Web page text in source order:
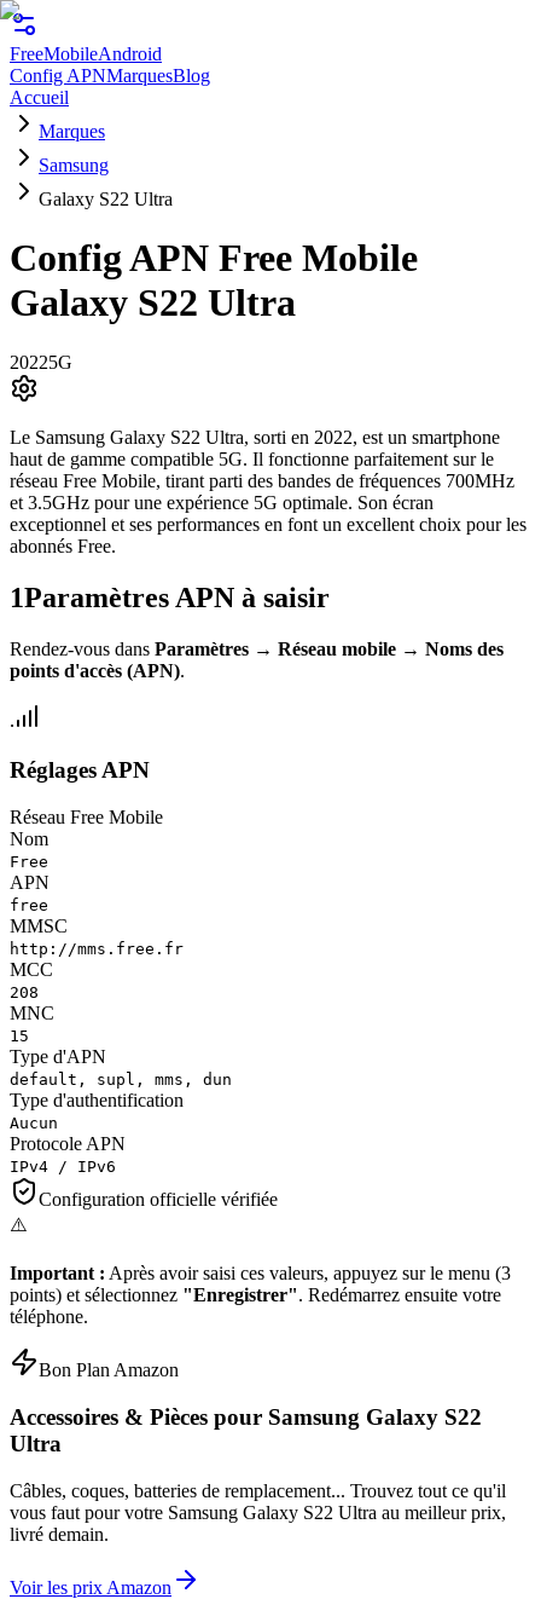
FreeMobileAndroid
Config APNMarquesBlog
Accueil
Marques
Samsung
Galaxy S22 Ultra
Config APN Free Mobile
Galaxy S22 Ultra
20225G
Le Samsung Galaxy S22 Ultra, sorti en 2022, est un smartphone
haut de gamme compatible 5G. Il fonctionne parfaitement sur le
réseau Free Mobile, tirant parti des bandes de fréquences 700MHz
et 3.5GHz pour une expérience 5G optimale. Son écran
exceptionnel et ses performances en font un excellent choix pour les
abonnés Free.
1Paramètres APN à saisir
Rendez-vous dans Paramètres → Réseau mobile → Noms des
points d'accès (APN).
Réglages APN
Réseau Free Mobile
Nom
Free
APN
free
MMSC
http://mms.free.fr
MCC
208
MNC
15
Type d'APN
default, supl, mms, dun
Type d'authentification
Aucun
Protocole APN
IPv4 / IPv6
Configuration officielle vérifiée
⚠️
Important : Après avoir saisi ces valeurs, appuyez sur le menu (3
points) et sélectionnez "Enregistrer". Redémarrez ensuite votre
téléphone.
Bon Plan Amazon
Accessoires & Pièces pour Samsung Galaxy S22
Ultra
Câbles, coques, batteries de remplacement... Trouvez tout ce qu'il
vous faut pour votre Samsung Galaxy S22 Ultra au meilleur prix,
livré demain.
Voir les prix Amazon